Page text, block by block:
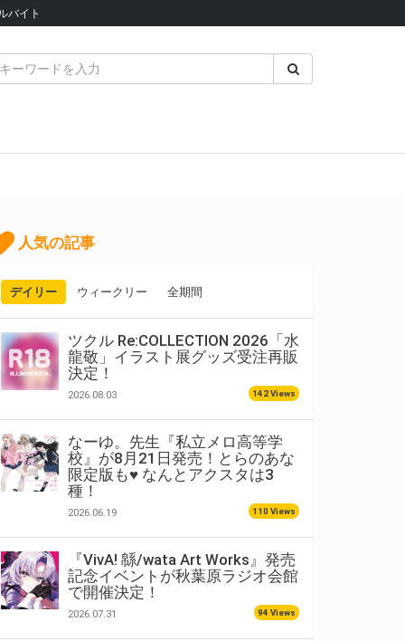
バイト
人気の記事
デイリー ウィークリー 全期間
ツクル Re:COLLECTION 2026「水
龍敬」イラスト展グッズ受注再販
決定！
2026.08.03 142 Views
なーゆ。先生『私立メロ高等学
校』が8月21日発売！とらのあな
限定版も♥ なんとアクスタは3
種！
2026.06.19 110 Views
『VivA! 緜/wata Art Works』発売
記念イベントが秋葉原ラジオ会館
で開催決定！
2026.07.31 94 Views